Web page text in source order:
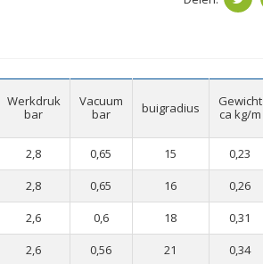
Werkdruk
bar
Vacuum
bar
buigradius
Gewicht
ca kg/m
2,8 0,65 15 0,23
2,8 0,65 16 0,26
2,6 0,6 18 0,31
2,6 0,56 21 0,34